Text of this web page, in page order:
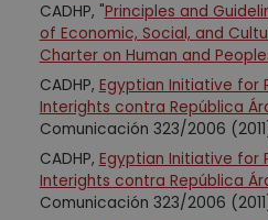
CADHP, "Principles and
of Economic, Social, and
Charter on Human and
CADHP, Egyptian Initiative for
Interights contra República
Comunicación 323/2006
CADHP, Egyptian Initiative for
Interights contra República
Comunicación 323/2006